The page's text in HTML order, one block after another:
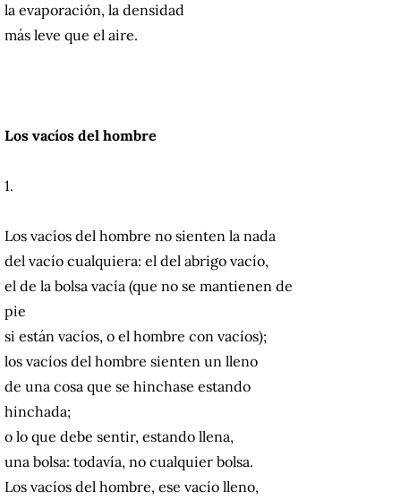
la evaporación, la densidad
más leve que el aire.
Los vacíos del hombre
1.
Los vacíos del hombre no sienten la nada
del vacío cualquiera: el del abrigo vacío,
el de la bolsa vacía (que no se mantienen de
pie
si están vacíos, o el hombre con vacíos);
los vacíos del hombre sienten un lleno
de una cosa que se hinchase estando
hinchada;
o lo que debe sentir, estando llena,
una bolsa: todavía, no cualquier bolsa.
Los vacíos del hombre, ese vacío lleno,